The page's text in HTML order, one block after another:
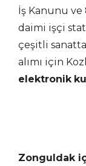
İş Kanunu ve
daimi işçi
çeşitli
alımı için
elektronik
Zonguldak